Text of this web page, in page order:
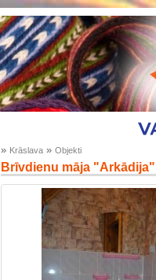
» Krāslava » Objekti
Brīvdienu māja "Arkādija"